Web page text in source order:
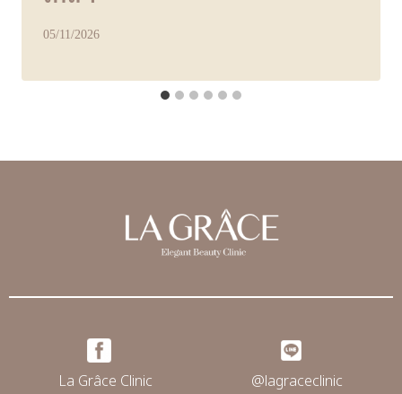
05/11/2026
La Grâce Clinic @lagraceclinic